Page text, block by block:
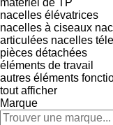
nacelles élévatrices
nacelles à ciseaux
articulées nacelles
pièces détachées
éléments de travail
autres éléments
tout afficher
Marque